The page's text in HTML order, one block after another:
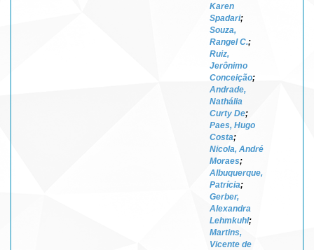
Karen
Spadari;
Souza,
Rangel C.;
Ruiz,
Jerônimo
Conceição;
Andrade,
Nathália
Curty De;
Paes, Hugo
Costa;
Nicola, André
Moraes;
Albuquerque,
Patrícia;
Gerber,
Alexandra
Lehmkuhl;
Martins,
Vicente de